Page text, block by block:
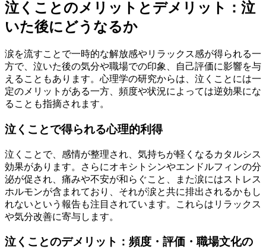
泣くことのメリットとデメリット：泣
いた後にどうなるか
涙を流すことで一時的な解放感やリラックス感が得られる一
方で、泣いた後の気分や職場での印象、自己評価に影響を与
えることもあります。心理学の研究からは、泣くことには一
定のメリットがある一方、頻度や状況によっては逆効果にな
ることも指摘されます。
泣くことで得られる心理的利得
泣くことで、感情が整理され、気持ちが軽くなるカタルシス
効果があります。さらにオキシトシンやエンドルフィンの分
泌が促され、痛みや不安が和らぐこと、また涙にはストレス
ホルモンが含まれており、それが涙と共に排出されるかもし
れないという報告も注目されています。これらはリラックス
や気分改善に寄与します。
泣くことのデメリット：頻度・評価・職場文化の